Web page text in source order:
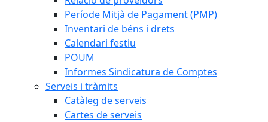
Període Mitjà de Pagament (PMP)
Inventari de béns i drets
Calendari festiu
POUM
Informes Sindicatura de Comptes
Serveis i tràmits
Catàleg de serveis
Cartes de serveis